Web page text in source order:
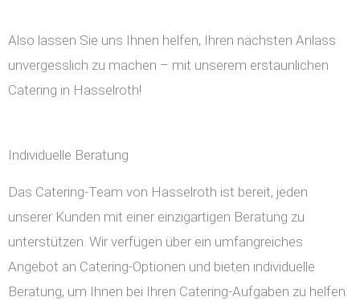
Also lassen Sie uns Ihnen helfen, Ihren nächsten Anlass
unvergesslich zu machen – mit unserem erstaunlichen
Catering in Hasselroth!
Individuelle Beratung
Das Catering-Team von Hasselroth ist bereit, jeden
unserer Kunden mit einer einzigartigen Beratung zu
unterstützen. Wir verfügen über ein umfangreiches
Angebot an Catering-Optionen und bieten individuelle
Beratung, um Ihnen bei Ihren Catering-Aufgaben zu helfen.